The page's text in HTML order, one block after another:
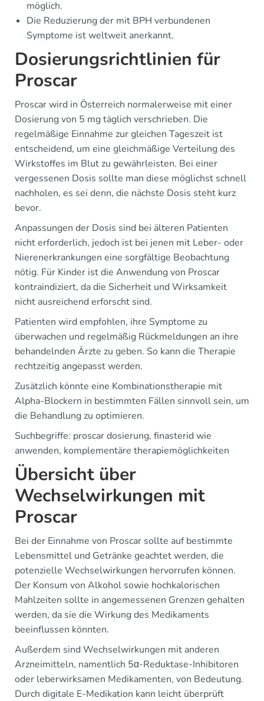
möglich.
Die Reduzierung der mit BPH verbundenen
Symptome ist weltweit anerkannt.
Dosierungsrichtlinien für
Proscar
Proscar wird in Österreich normalerweise mit einer
Dosierung von 5 mg täglich verschrieben. Die
regelmäßige Einnahme zur gleichen Tageszeit ist
entscheidend, um eine gleichmäßige Verteilung des
Wirkstoffes im Blut zu gewährleisten. Bei einer
vergessenen Dosis sollte man diese möglichst schnell
nachholen, es sei denn, die nächste Dosis steht kurz
bevor.
Anpassungen der Dosis sind bei älteren Patienten
nicht erforderlich, jedoch ist bei jenen mit Leber- oder
Nierenerkrankungen eine sorgfältige Beobachtung
nötig. Für Kinder ist die Anwendung von Proscar
kontraindiziert, da die Sicherheit und Wirksamkeit
nicht ausreichend erforscht sind.
Patienten wird empfohlen, ihre Symptome zu
überwachen und regelmäßig Rückmeldungen an ihre
behandelnden Ärzte zu geben. So kann die Therapie
rechtzeitig angepasst werden.
Zusätzlich könnte eine Kombinationstherapie mit
Alpha-Blockern in bestimmten Fällen sinnvoll sein, um
die Behandlung zu optimieren.
Suchbegriffe: proscar dosierung, finasterid wie
anwenden, komplementäre therapiemöglichkeiten
Übersicht über
Wechselwirkungen mit
Proscar
Bei der Einnahme von Proscar sollte auf bestimmte
Lebensmittel und Getränke geachtet werden, die
potenzielle Wechselwirkungen hervorrufen können.
Der Konsum von Alkohol sowie hochkalorischen
Mahlzeiten sollte in angemessenen Grenzen gehalten
werden, da sie die Wirkung des Medikaments
beeinflussen könnten.
Außerdem sind Wechselwirkungen mit anderen
Arzneimitteln, namentlich 5α-Reduktase-Inhibitoren
oder leberwirksamen Medikamenten, von Bedeutung.
Durch digitale E-Medikation kann leicht überprüft